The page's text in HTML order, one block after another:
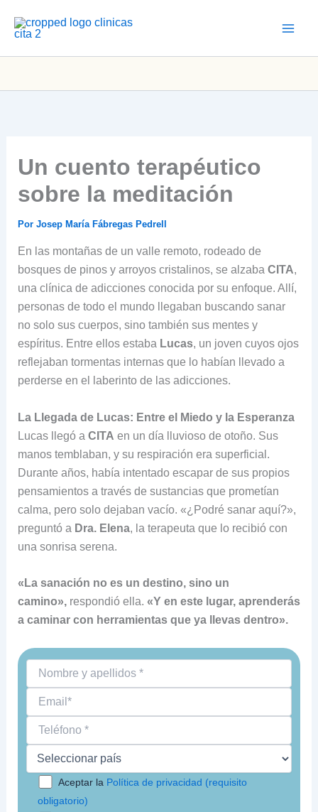
Un cuento terapéutico
sobre la meditación
Por Josep María Fábregas Pedrell
En las montañas de un valle remoto, rodeado de
bosques de pinos y arroyos cristalinos, se alzaba CITA,
una clínica de adicciones conocida por su enfoque. Allí,
personas de todo el mundo llegaban buscando sanar
no solo sus cuerpos, sino también sus mentes y
espíritus. Entre ellos estaba Lucas, un joven cuyos ojos
reflejaban tormentas internas que lo habían llevado a
perderse en el laberinto de las adicciones.
La Llegada de Lucas: Entre el Miedo y la Esperanza
Lucas llegó a CITA en un día lluvioso de otoño. Sus
manos temblaban, y su respiración era superficial.
Durante años, había intentado escapar de sus propios
pensamientos a través de sustancias que prometían
calma, pero solo dejaban vacío. «¿Podré sanar aquí?»,
preguntó a Dra. Elena, la terapeuta que lo recibió con
una sonrisa serena.
«La sanación no es un destino, sino un
camino»,respondió ella. «Y en este lugar, aprenderás
a caminar con herramientas que ya llevas dentro».
Aceptar la Política de privacidad (requisito
obligatorio)